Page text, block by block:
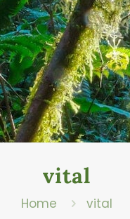
vital
Home vital